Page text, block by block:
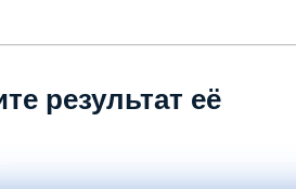
результат её